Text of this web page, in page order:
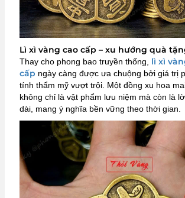
Lì xì vàng cao cấp – xu hướng quà
Thay cho phong bao truyền thống, lì xì
cấp ngày càng được ưa chuộng bởi giá trị
tính thẩm mỹ vượt trội. Một đồng xu hoa
không chỉ là vật phẩm lưu niệm mà còn là
dài, mang ý nghĩa bền vững theo thời gian.